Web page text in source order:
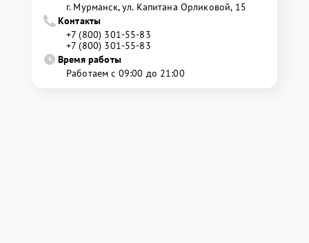
г. Мурманск, ул. Капитана Орликовой, 15
Контакты
+7 (800) 301-55-83
+7 (800) 301-55-83
Время работы
Работаем с 09:00 до 21:00